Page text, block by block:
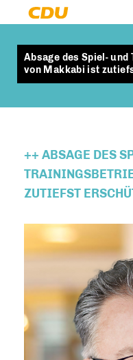
Absage des Spiel-
von Makkabi ist
++ ABSAGE DES
ZUTIEFST